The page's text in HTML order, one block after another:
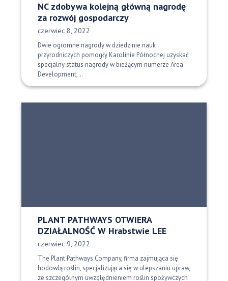
NC zdobywa kolejną główną nagrodę
za rozwój gospodarczy
Data opublikowania:
czerwiec 8, 2022
Dwie ogromne nagrody w dziedzinie nauk
przyrodniczych pomogły Karolinie Północnej uzyskać
specjalny status nagrody w bieżącym numerze Area
Development,…
PLANT PATHWAYS OTWIERA
DZIAŁALNOŚĆ W Hrabstwie LEE
Data opublikowania:
czerwiec 9, 2022
The Plant Pathways Company, firma zajmująca się
hodowlą roślin, specjalizująca się w ulepszaniu upraw,
ze szczególnym uwzględnieniem roślin spożywczych